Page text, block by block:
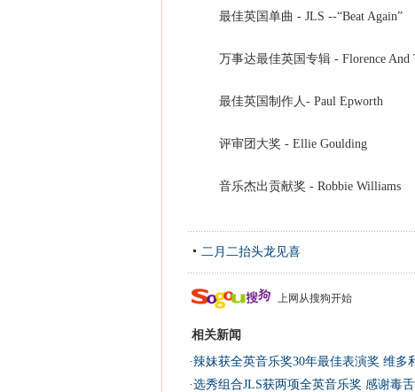
最佳英国单曲 - JLS --“Beat Again”
万事达最佳英国专辑 - Florence And
最佳英国制作人- Paul Epworth
评审团大奖 - Ellie Goulding
音乐杰出贡献奖 - Robbie Williams
二月二抬头龙见喜
上网从搜狗开始
相关新闻
·辣妹获全英音乐奖30年最佳表演奖 维多
·选秀组合JLS获两项全英音乐奖 感谢毒